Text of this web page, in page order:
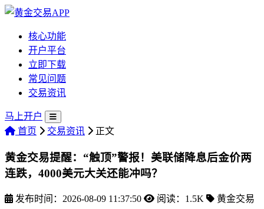
核心功能
开户平台
立即下载
常见问题
交易资讯
马上开户
首页
交易资讯 正文
黄金交易提醒：“触顶”警报！美联储降息后金价两
连跌，4000美元大关还能冲吗？
发布时间：2026-08-09 11:37:50 阅读：1.5K 黄金交易